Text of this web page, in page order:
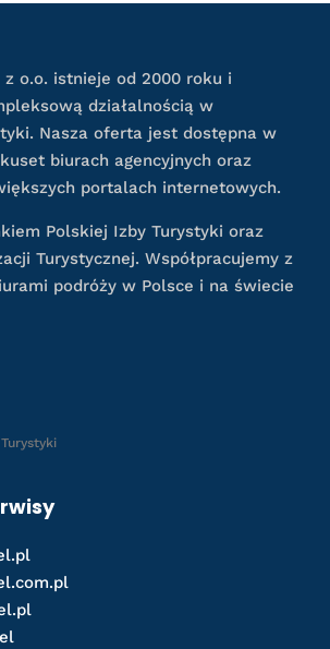
z o.o. istnieje od 2000 roku i
działalnością w
Nasza oferta jest dostępna w
biurach agencyjnych oraz
portalach internetowych.
Polskiej Izby Turystyki oraz
Turystycznej. Współpracujemy z
podróży w Polsce i na świecie